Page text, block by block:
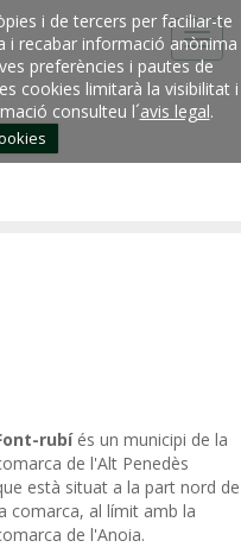
i de tercers per faciliar-te
i recabar informació anònima
preferències i pautes de
cookies limitarà la visibilitat i
consulteu l´avis legal.
rubíés un municipi de la
de l'Alt Penedès
està situat a la part nord de
comarca, al límit amb la
de l'Anoia.